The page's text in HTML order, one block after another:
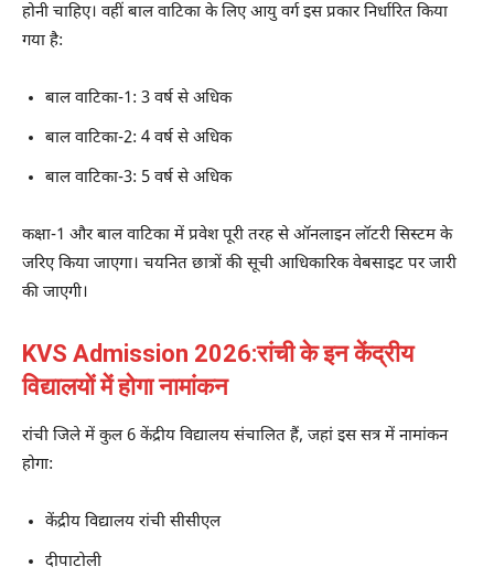
होनी चाहिए। वहीं बाल वाटिका के लिए आयु वर्ग इस प्रकार निर्धारित किया
गया है:
बाल वाटिका-1: 3 वर्ष से अधिक
बाल वाटिका-2: 4 वर्ष से अधिक
बाल वाटिका-3: 5 वर्ष से अधिक
कक्षा-1 और बाल वाटिका में प्रवेश पूरी तरह से ऑनलाइन लॉटरी सिस्टम के
जरिए किया जाएगा। चयनित छात्रों की सूची आधिकारिक वेबसाइट पर जारी
की जाएगी।
KVS Admission 2026:रांची के इन केंद्रीय
विद्यालयों में होगा नामांकन
रांची जिले में कुल 6 केंद्रीय विद्यालय संचालित हैं, जहां इस सत्र में नामांकन
होगा:
केंद्रीय विद्यालय रांची सीसीएल
दीपाटोली